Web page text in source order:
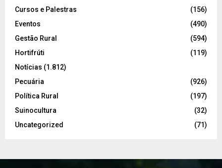
Cursos e Palestras
(156)
Eventos
(490)
Gestão Rural
(594)
Hortifrúti
(119)
Notícias (1.812)
Pecuária
(926)
Política Rural
(197)
Suinocultura
(32)
Uncategorized
(71)